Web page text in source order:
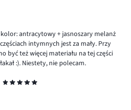
kolor: antracytowy + jasnoszary melanż
intymnych jest za mały. Przy
być też więcej materiału na tej części
:). Niestety, nie polecam.